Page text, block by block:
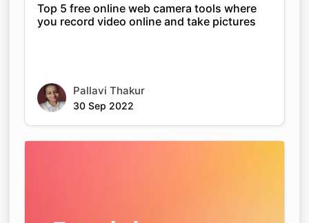
Top 5 free online web camera tools where
you record video online and take pictures
Pallavi Thakur
30 Sep 2022